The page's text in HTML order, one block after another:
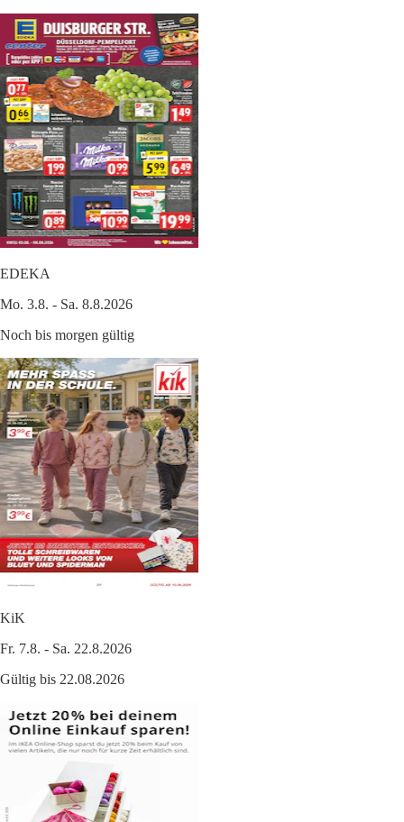
EDEKA
Mo. 3.8. - Sa. 8.8.2026
Noch bis morgen gültig
KiK
Fr. 7.8. - Sa. 22.8.2026
Gültig bis 22.08.2026